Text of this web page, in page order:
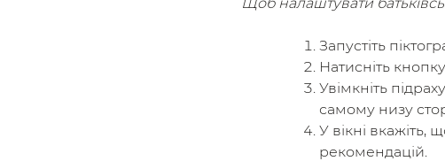
Запустіть
Натисніть
Увімкніть
самому низу
У вікні
рекомендацій.